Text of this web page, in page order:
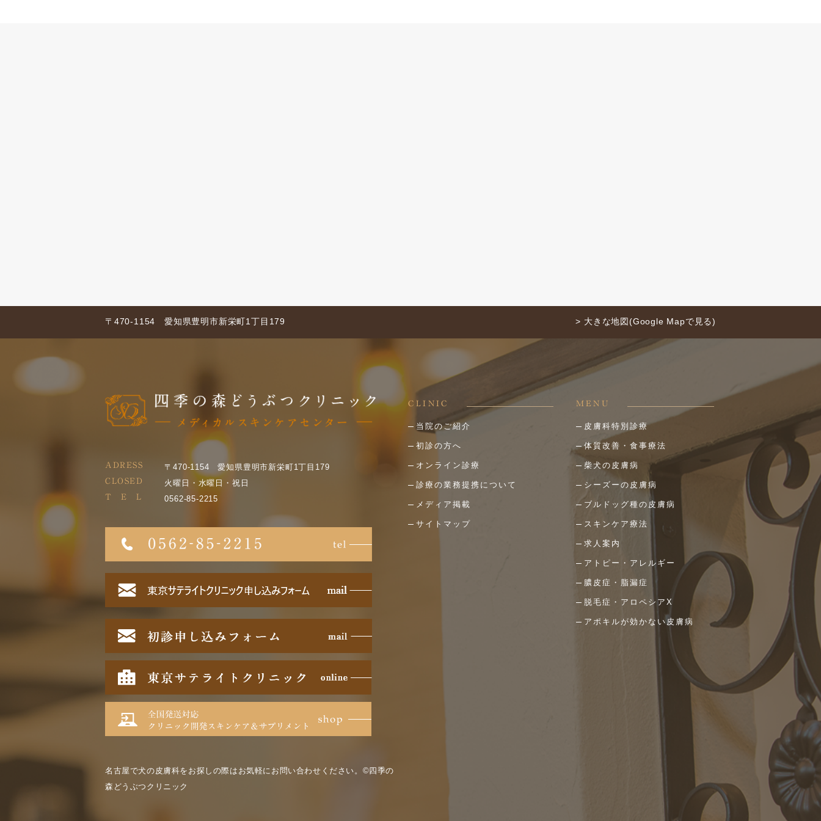
〒470-1154 愛知県豊明市新栄町1丁目179 > 大きな地図(Google Mapで見る)
ADRESS 〒470-1154 愛知県豊明市新栄町1丁目179
CLOSED 火曜日・水曜日・祝日
T E L 0562-85-2215
名古屋で犬の皮膚科をお探しの際はお気軽にお問い合わせください。©四季の
森どうぶつクリニック
CLINIC
当院のご紹介
初診の方へ
オンライン診療
診療の業務提携について
メディア掲載
サイトマップ
MENU
皮膚科特別診療
体質改善・食事療法
柴犬の皮膚病
シーズーの皮膚病
ブルドッグ種の皮膚病
スキンケア療法
求人案内
アトピー・アレルギー
膿皮症・脂漏症
脱毛症・アロペシアX
アポキルが効かない皮膚病